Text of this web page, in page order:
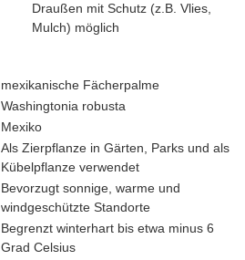
Draußen mit Schutz (z.B. Vlies,
Mulch) möglich
mexikanische Fächerpalme
Washingtonia robusta
Mexiko
Als Zierpflanze in Gärten, Parks und als
Kübelpflanze verwendet
Bevorzugt sonnige, warme und
windgeschützte Standorte
Begrenzt winterhart bis etwa minus 6
Grad Celsius